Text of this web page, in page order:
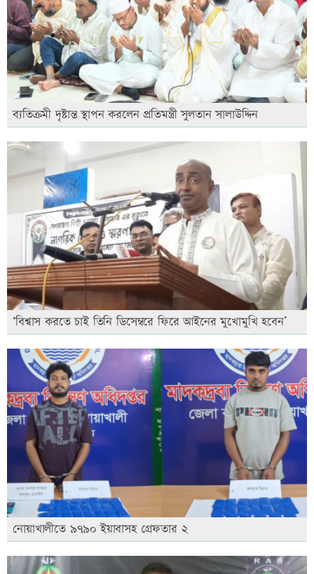
ব্যতিক্রমী দৃষ্টান্ত স্থাপন করলেন প্রতিমন্ত্রী সুলতান সালাউদ্দিন
‘বিশ্বাস করতে চাই তিনি ডিসেম্বরে ফিরে আইনের মুখোমুখি হবেন’
নোয়াখালীতে ৯৭৯০ ইয়াবাসহ গ্রেফতার ২